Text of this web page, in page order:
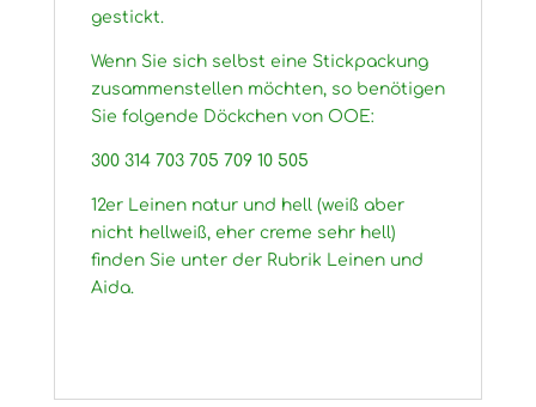
gestickt.
Wenn Sie sich selbst eine Stickpackung
zusammenstellen möchten, so benötigen
Sie folgende Döckchen von OOE:
300 314 703 705 709 10 505
12er Leinen natur und hell (weiß aber
nicht hellweiß, eher creme sehr hell)
finden Sie unter der Rubrik Leinen und
Aida.